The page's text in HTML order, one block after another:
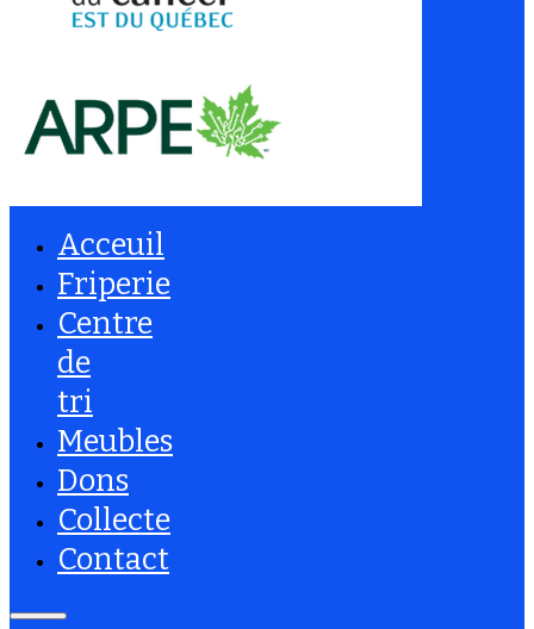
Acceuil
Friperie
Centre
de
tri
Meubles
Dons
Collecte
Contact